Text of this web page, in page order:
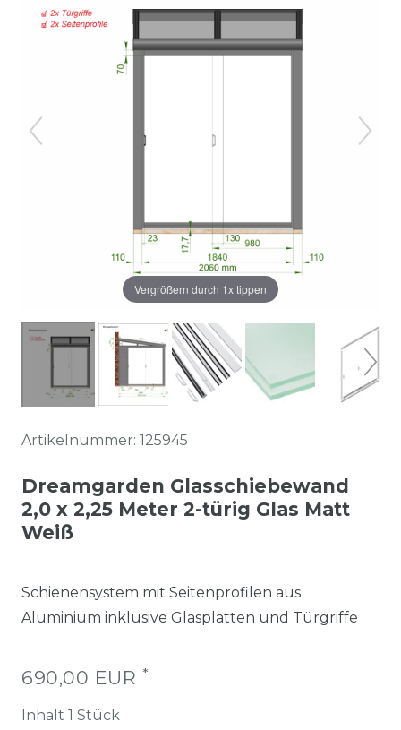
Vergrößern durch 1x tippen
Artikelnummer: 125945
Dreamgarden Glasschiebewand
2,0 x 2,25 Meter 2-türig Glas Matt
Weiß
Schienensystem mit Seitenprofilen aus
Aluminium inklusive Glasplatten und Türgriffe
690,00 EUR *
Inhalt 1 Stück